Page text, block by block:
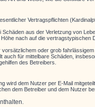
Vertragspflichten
aus der Verletzung von
nach auf die
oder grob
für mittelbare Schäden,
des Betreibers.
wird dem Nutzer per E-Mail mitgeteilt.
dem Betreiber und dem Nutzer